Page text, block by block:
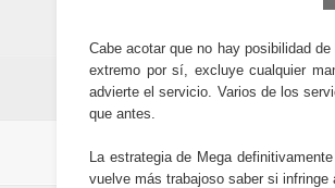
Cabe acotar que no hay posibilidad
extremo por sí, excluye cualquier
advierte el servicio. Varios de los
que antes.
La estrategia de Mega
vuelve más trabajoso saber si